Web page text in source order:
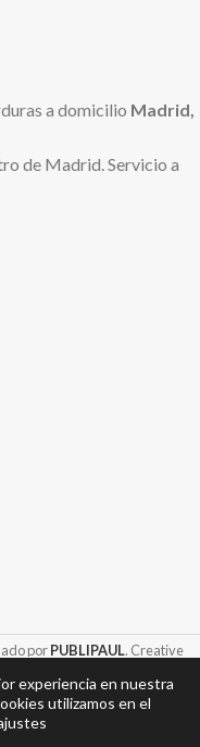
a domicilio Madrid,
de Madrid. Servicio a
porPUBLIPAUL. Creative
experiencia en nuestra
utilizamos en el